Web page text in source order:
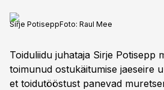
Sirje PotiseppFoto: Raul Mee
Toiduliidu juhataja Sirje Potisepp
toimunud ostukäitumise jaeseire
et toidutööstust panevad